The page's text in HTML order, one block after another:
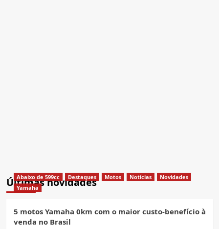
Últimas novidades
Abaixo de 599cc Destaques Motos Notícias
Novidades
Yamaha
5 motos Yamaha 0km com o maior custo-benefício à
venda no Brasil